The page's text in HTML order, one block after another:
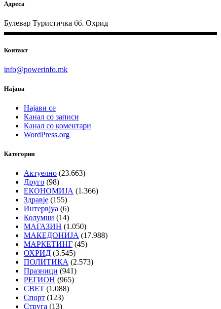
Адреса
Булевар Туристичка бб. Охрид
Контакт
info@powerinfo.mk
Најава
Најави се
Канал со записи
Канал со коментари
WordPress.org
Категории
Актуелно (23.663)
Друго (98)
ЕКОНОМИЈА (1.366)
Здравје (155)
Интервјуа (6)
Колумни (14)
МАГАЗИН (1.050)
МАКЕДОНИЈА (17.988)
МАРКЕТИНГ (45)
ОХРИД (3.545)
ПОЛИТИКА (2.573)
Празници (941)
РЕГИОН (965)
СВЕТ (1.088)
Спорт (123)
Струга (13)